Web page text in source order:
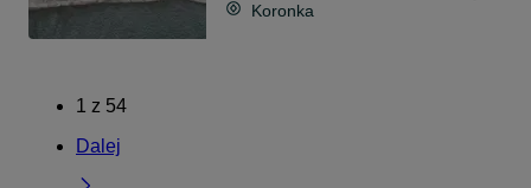
Koronka
1 z 54
Dalej